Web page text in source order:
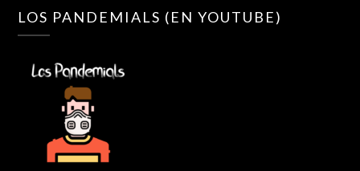
LOS PANDEMIALS (EN YOUTUBE)